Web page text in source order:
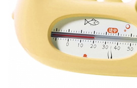
Scutere pe benzina
Tricicluri cargo fara permis
Tricicluri persoane
Trotinete electrice